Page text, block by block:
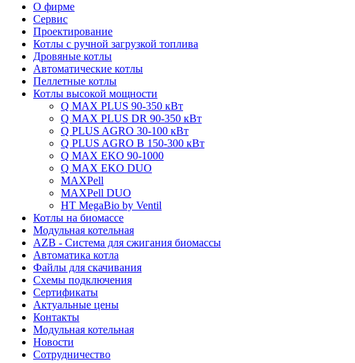
О фирме
Сервис
Проектирование
Котлы с ручной загрузкой топлива
Дровяные котлы
Автоматические котлы
Пеллетные котлы
Котлы высокой мощности
Q MAX PLUS 90-350 кВт
Q MAX PLUS DR 90-350 кВт
Q PLUS AGRO 30-100 кВт
Q PLUS AGRO B 150-300 кВт
Q MAX EKO 90-1000
Q MAX EKO DUO
MAXPell
MAXPell DUO
HT MegaBio by Ventil
Котлы на биомассе
Модульная котельная
AZB - Система для сжигания биомассы
Автоматика котла
Файлы для скачивания
Схемы подключения
Сертификаты
Актуальные цены
Контакты
Модульная котельная
Новости
Сотрудничество